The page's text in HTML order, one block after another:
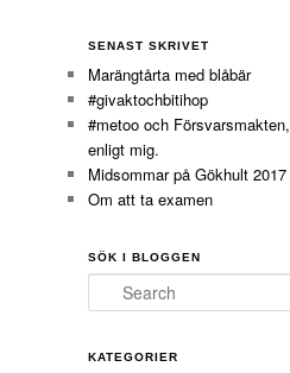
SENAST SKRIVET
Marängtårta med blåbär
#givaktochbitihop
#metoo och Försvarsmakten,
enligt mig.
Midsommar på Gökhult 2017
Om att ta examen
SÖK I BLOGGEN
Search
KATEGORIER